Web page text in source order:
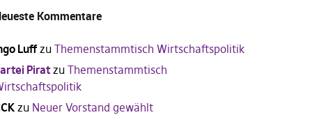
Kommentare
Luffzu Themenstammtisch Wirtschaftspolitik
Piratzu Themenstammtisch
zu Neuer Vorstand gewählt